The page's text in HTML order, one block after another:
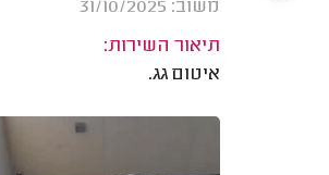
משוב: 31/10/2025
תיאור השירות:
איטום גג.